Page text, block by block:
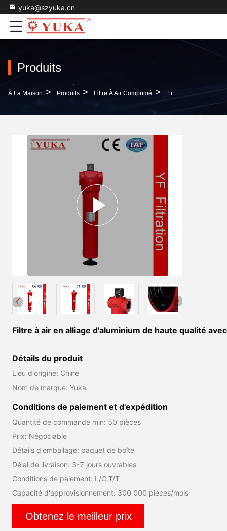
yuka@szyuka.cn
Produits
À La Maison > Produits > Filtre À Air Comprimé > Filtre À Air En Alliage D'aluminium De Haute Qualité Avec CE
Filtre à air en alliage d'aluminium de haute qualité
Détails du produit
Lieu d'origine: Chine
Nom de marque: Yuka
Conditions de paiement et d'expédition
Quantité de commande min: 50 pièces
Prix: Négociable
Détails d'emballage: paquet de boîte
Délai de livraison: 3-7 jours ouvrables
Conditions de paiement: L/C,T/T
Capacité d'approvisionnement: 300 000 pièces/mois
Obtenez le meilleur prix